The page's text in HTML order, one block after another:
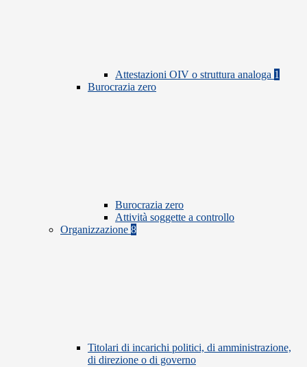
Attestazioni OIV o struttura analoga 1
Burocrazia zero
Burocrazia zero
Attività soggette a controllo
Organizzazione 8
Titolari di incarichi politici, di amministrazione,
di direzione o di governo